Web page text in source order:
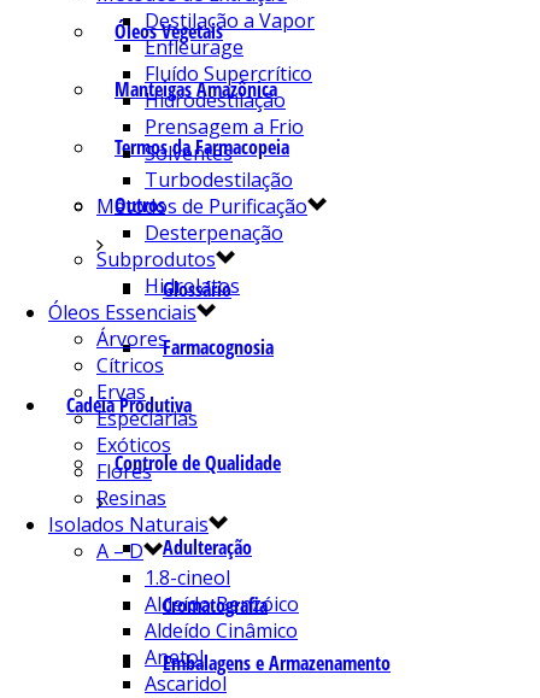
Óleos Vegetais
Manteigas Amazônica
Termos da Farmacopeia
Outros
Glossário
Farmacognosia
Cadeia Produtiva
Controle de Qualidade
Adulteração
Cromatografia
Embalagens e Armazenamento
Destilação a Vapor
Enfleurage
Fluído Supercrítico
Hidrodestilação
Prensagem a Frio
Solventes
Turbodestilação
Métodos de Purificação
Desterpenação
Subprodutos
Hidrolatos
Óleos Essenciais
Árvores
Cítricos
Ervas
Especiarias
Exóticos
Flores
Resinas
Isolados Naturais
A – D
1.8-cineol
Aldeído Benzóico
Aldeído Cinâmico
Anetol
Ascaridol